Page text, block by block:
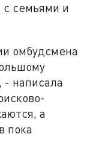
с семьями и
омбудсмена
- написала
а
пока